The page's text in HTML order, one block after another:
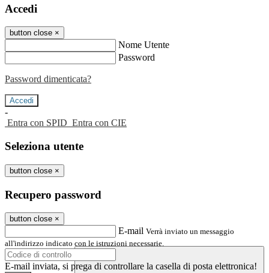
Accedi
button close ×
Nome Utente
Password
Password dimenticata?
-
Entra con SPID Entra con CIE
Seleziona utente
button close ×
Recupero password
button close ×
E-mail Verrà inviato un messaggio
all'indirizzo indicato con le istruzioni necessarie.
E-mail inviata, si prega di controllare la casella di posta elettronica!